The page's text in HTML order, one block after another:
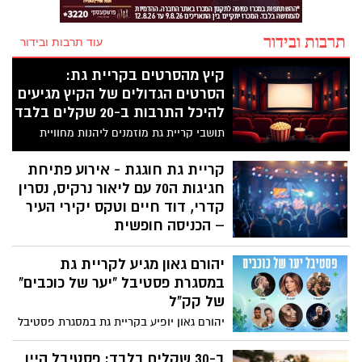
תרבות ובידור עוד תרבות ובידור
קיץ מהסרטים בקריית גת:
הסרטים הגדולים של הקיץ מגיעים
להיכל התרבות ב-20 שקלים בלבד
תושבי קריית גת מוזמנים ליהנות מחוויית
קולנוע קיצית לכל המשפחה במסגרת אירועי
“קיץ מהסרטים”, עם הקרנות של מגוון
מהסרטים האהובים, המדוברים והמצליחים
של העונה
קריית גת חוגגת - אירוע פתיחת
חגיגות ה70 עם ליאור נרקיס, נסרין
קדרי, דוד חיים וטקס יקירי העיר
– הכניסה חופשית
עיריית קריית גת מזמינה את הציבור לערב
חגיגי ומיוחד במסגרת חגיגות העיר, שייערך
ביום רביעי, 6 באוגוסט, החל מהשעה 19:00
בתכנית עשירה לכל המשפחה.
יהורם גאון מגיע לקריית גת
במסגרת פסטיבל "יער של כוכבים"
של קק"ל
יהורם גאון יופיע בקריית גת במסגרת פסטיבל
"יער של כוכבים" של הקרן הקימת לישראל,
שייערך השנה בין 26 ביולי ל-13 באוגוסט 2026